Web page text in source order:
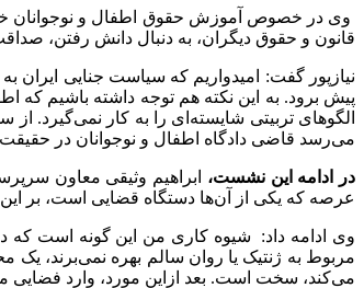
وی در خصوص آموزش حقوق اطفال و نوجوانان
قانون و حقوق دیگران، به دنبال دانش رفتن،
نیازپور گفت: امیدواریم که سیاست جنایی
پیش برود. به این نکته هم توجه داشته باشیم که
الگوهای تربیتی شایسته‌ای را به کار نمی‌گیرد.
می‌رسد قاضی دادگاه اطفال و نوجوانان در
در ادامه این نشست، ابراهیم وثیقی معاون
عرصه که یکی از آن‌ها دستگاه قضایی است، بر
وی ادامه داد: شیوه کاری من این گونه است
مربوط به ژنتیک یا روان سالم بهره نمی‌برند، یک
می‌کند، سخت است. بعد ازاین مورد، وارد